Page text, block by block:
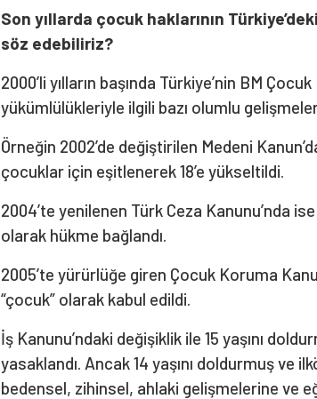
Son yıllarda çocuk haklarının
söz edebiliriz?
2000’li yılların başında Türkiye’nin BM
yükümlülükleriyle ilgili bazı olumlu
Örneğin 2002’de değiştirilen Medeni
çocuklar için eşitlenerek 18’e yükseltildi.
2004’te yenilenen Türk Ceza Kanunu’nda
olarak hükme bağlandı.
2005’te yürürlüğe giren Çocuk Koruma
“çocuk” olarak kabul edildi.
İş Kanunu’ndaki değişiklik ile 15 yaşını
yasaklandı. Ancak 14 yaşını doldurmuş ve
bedensel, zihinsel, ahlaki gelişmelerine ve